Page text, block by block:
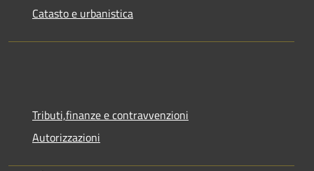
Catasto e urbanistica
Tributi,finanze e contravvenzioni
Autorizzazioni